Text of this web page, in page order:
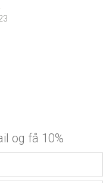
og få 10%